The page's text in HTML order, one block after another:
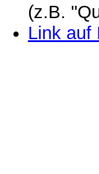
(z.B.
Link auf